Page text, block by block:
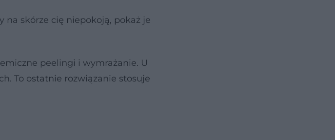
na skórze cię niepokoją, pokaż je
peelingi i wymrażanie. U
To ostatnie rozwiązanie stosuje